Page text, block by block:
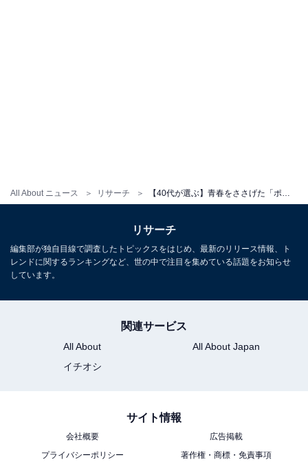
All About ニュース リサーチ
リサーチ
編集部が独自目線で調査したトピックスをはじめ、最新のリリース情報、ト
レンドに関するランキングなど、世の中で注目を集めている話題をお知らせ
しています。
関連サービス
All About
All About Japan
イチオシ
サイト情報
会社概要
広告掲載
プライバシーポリシー
著作権・商標・免責事項